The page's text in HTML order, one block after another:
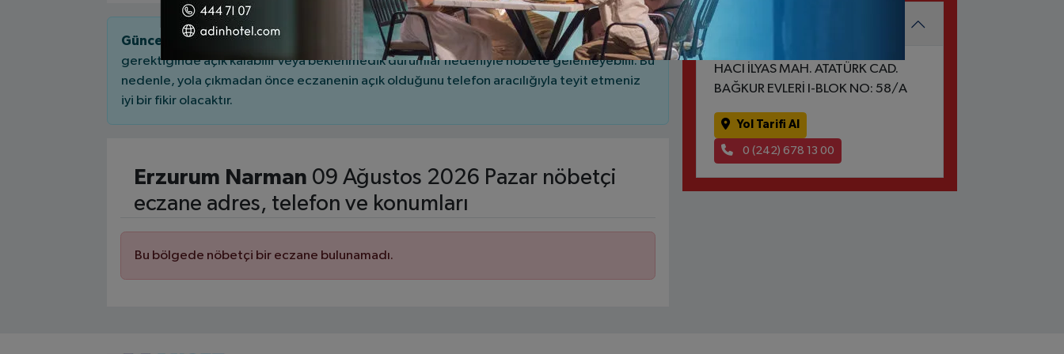
Güncel Nöbetçi Eczaneler.
Her eczane gece boyunca açık olmayabilir, bazıları sadece
gerektiğinde açık kalabilir veya beklenmedik durumlar nedeniyle nöbete gelemeyebilir. Bu
nedenle, yola çıkmadan önce eczanenin açık olduğunu telefon aracılığıyla teyit etmeniz
iyi bir fikir olacaktır.
Erzurum Narman 09 Ağustos 2026 Pazar nöbetçi
eczane adres, telefon ve konumları
Bu bölgede nöbetçi bir eczane bulunamadı.
HACI İLYAS MAH. ATATÜRK CAD.
BAĞKUR EVLERİ I-BLOK NO: 58/A
Yol Tarifi Al
0 (242) 678 13 00